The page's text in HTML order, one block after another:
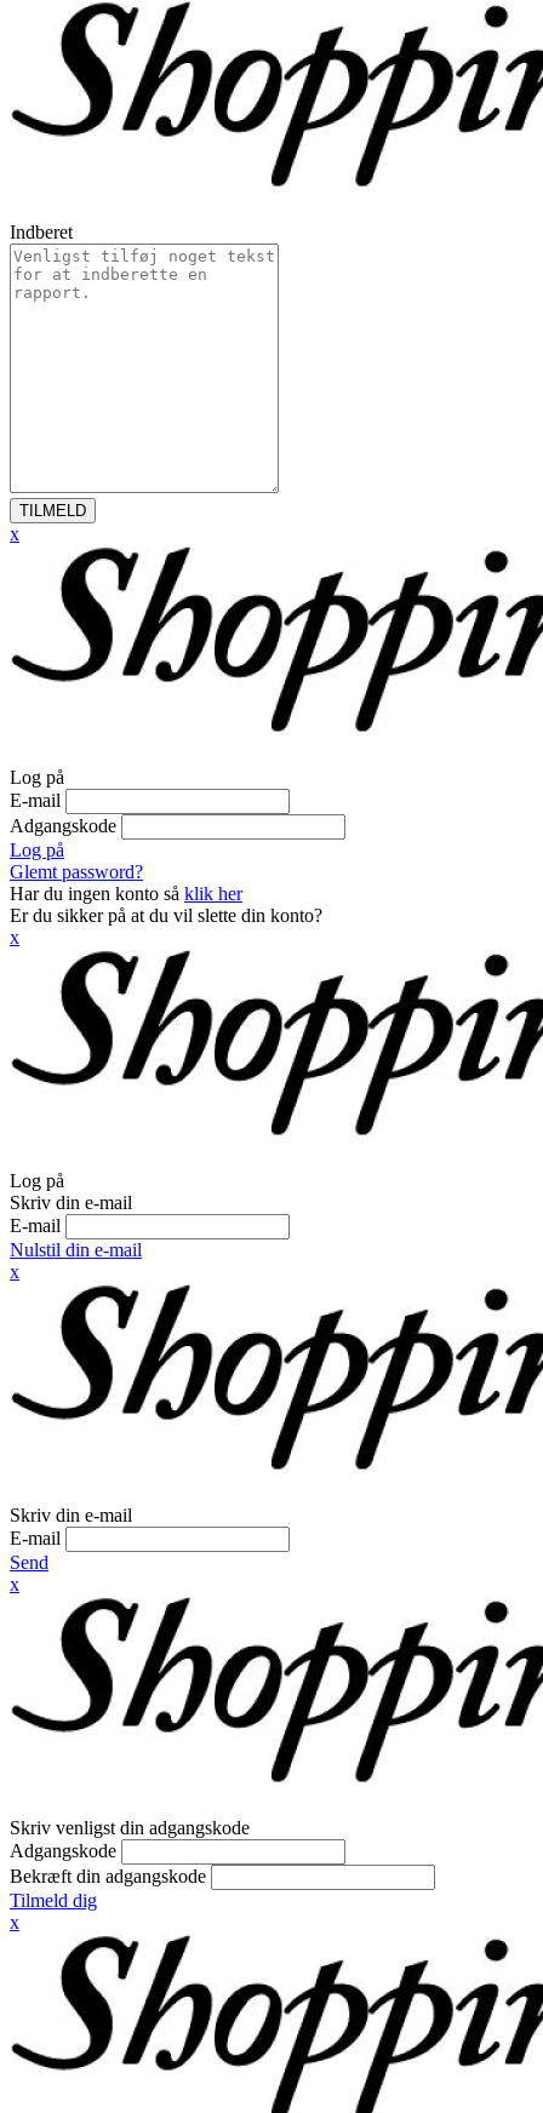
Indberet
TILMELD
x
Log på
E-mail
Adgangskode
Log på
Glemt password?
Har du ingen konto så klik her
Er du sikker på at du vil slette din konto?
x
Log på
Skriv din e-mail
E-mail
Nulstil din e-mail
x
Skriv din e-mail
E-mail
Send
x
Skriv venligst din adgangskode
Adgangskode
Bekræft din adgangskode
Tilmeld dig
x